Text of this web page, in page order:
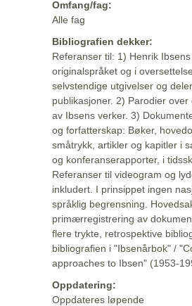
Omfang/fag:
Alle fag
Bibliografien dekker:
Referanser til: 1) Henrik
originalspråket og i
selvstendige utgivelser og
publikasjoner. 2) Parodier
av Ibsens verker. 3)
og forfatterskap: Bøker,
småtrykk, artikler og kapitler i
og konferanserapporter, i
Referanser til videogram og
inkludert. I prinsippet ingen
språklig begrensning.
primærregistrering av
flere trykte, retrospektive
bibliografien i "Ibsenårbok" /
approaches to Ibsen" (1953-
Oppdatering:
Oppdateres løpende